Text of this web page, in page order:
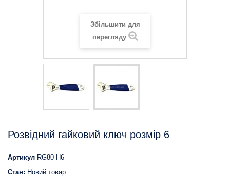
Збільшити для
перегляду
Розвідний гайковий ключ розмір 6
Артикул RG80-H6
Стан: Новий товар